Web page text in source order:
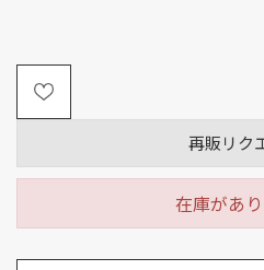
再販リク
在庫があ